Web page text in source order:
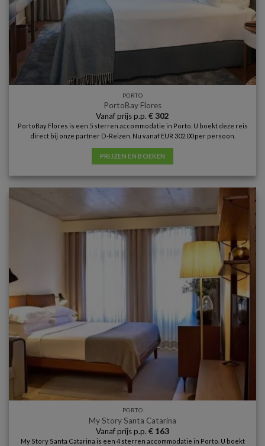
PORTO
PortoBay Flores
Vanaf prijs p.p. € 302
PortoBay Flores is een 5 sterren accommodatie in Porto. U boekt deze reis
direct bij onze partner D-Reizen. Nu vanaf EUR 302.00 per persoon.
PRIJZEN EN BOEKEN
PORTO
My Story Santa Catarina
Vanaf prijs p.p. € 163
My Story Santa Catarina is een 4 sterren accommodatie in Porto. U boekt